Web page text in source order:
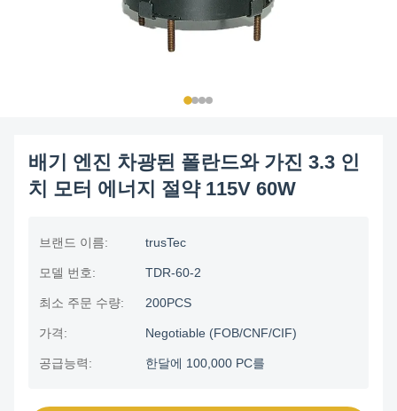
배기 엔진 차광된 폴란드와 가진 3.3 인
치 모터 에너지 절약 115V 60W
브랜드 이름: trusTec
모델 번호: TDR-60-2
최소 주문 수량: 200PCS
가격: Negotiable (FOB/CNF/CIF)
공급능력: 한달에 100,000 PC를